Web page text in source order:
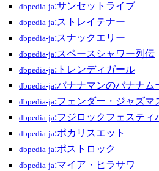
dbpedia-ja:サンセットライブ
dbpedia-ja:ストレイテナー
dbpedia-ja:スナックエリー
dbpedia-ja:スペースシャワー列伝
dbpedia-ja:トレンディガール
dbpedia-ja:バナナマンのバナナム
dbpedia-ja:フェンダー・ジャズマ
dbpedia-ja:フジロックフェスティ
dbpedia-ja:ポカリスエット
dbpedia-ja:ポストロック
dbpedia-ja:マイア・ヒラサワ